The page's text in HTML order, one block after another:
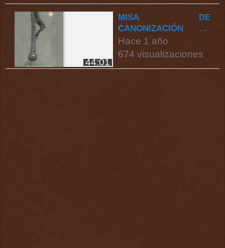
44:01
MISA DE
CANONIZACIÓN DE
SAN RAFAEL GUÍZAR
Y VALENCIA 1/4
Hace 1 año
674 visualizaciones